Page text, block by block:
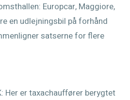
Europcar, Maggiore,
en udlejningsbil på forhånd
satserne for flere
Her er taxachauffører berygtet